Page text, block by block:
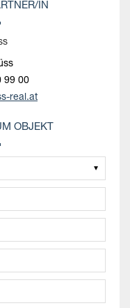
IN
99 00
real.at
OBJEKT